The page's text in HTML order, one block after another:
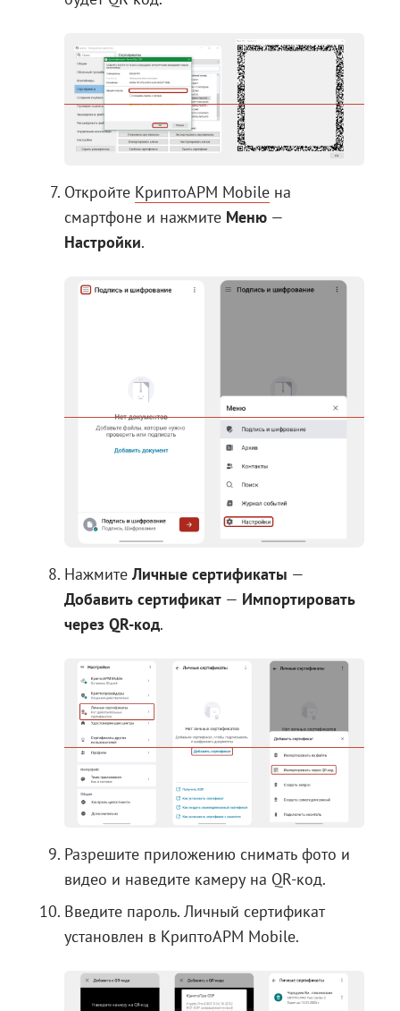
Откройте КриптоАРМ Mobile на
смартфоне и нажмите Меню —
Настройки.
НажмитеЛичные сертификаты —
Добавить сертификат — Импортировать
через QR-код.
Разрешите приложению снимать фото и
видео и наведите камеру на QR-код.
Введите пароль. Личный сертификат
установлен в КриптоАРМ Mobile.